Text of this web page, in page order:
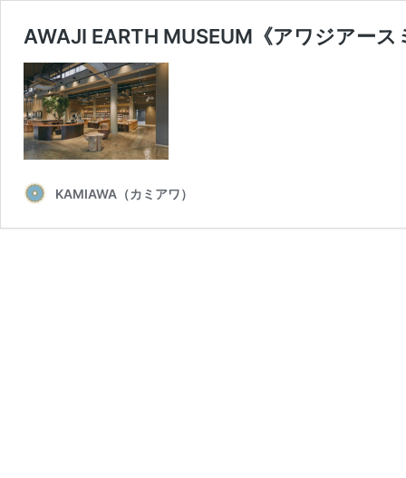
AWAJI EARTH MUSEUM《アワジアー
KAMIAWA（カミアワ）